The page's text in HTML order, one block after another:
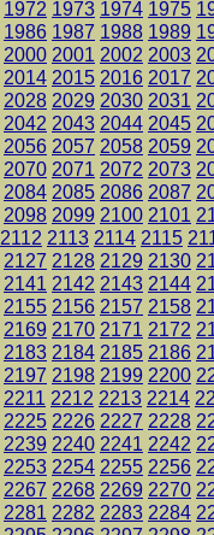
1972 1973 1974 1975
1986 1987 1988 1989
2000 2001 2002 2003
2014 2015 2016 2017
2028 2029 2030 2031
2042 2043 2044 2045
2056 2057 2058 2059
2070 2071 2072 2073
2084 2085 2086 2087
2098 2099 2100 2101
2112 2113 2114 2115
2127 2128 2129 2130
2141 2142 2143 2144
2155 2156 2157 2158
2169 2170 2171 2172
2183 2184 2185 2186
2197 2198 2199 2200
2211 2212 2213 2214
2225 2226 2227 2228
2239 2240 2241 2242
2253 2254 2255 2256
2267 2268 2269 2270
2281 2282 2283 2284